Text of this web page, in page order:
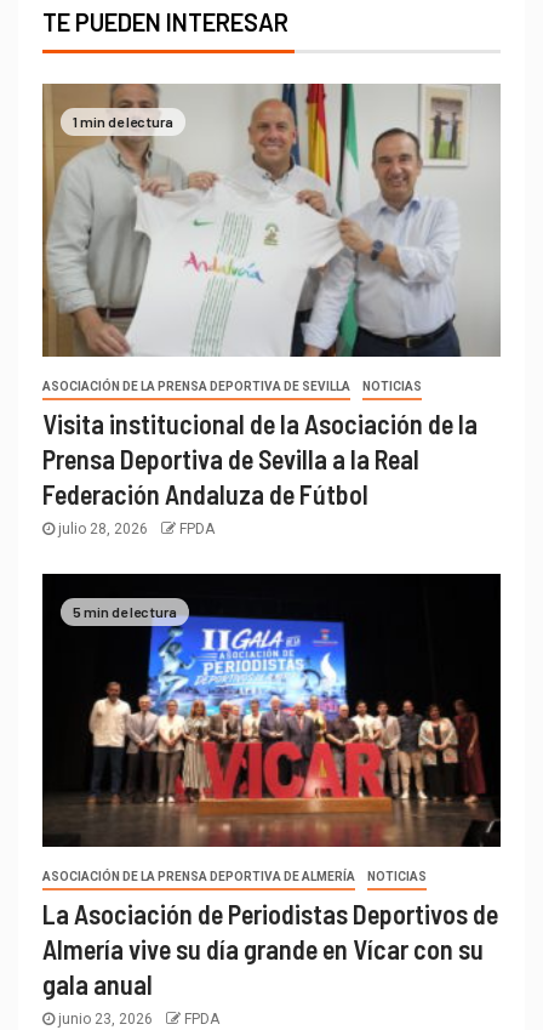
TE PUEDEN INTERESAR
1 min de lectura
ASOCIACIÓN DE LA PRENSA DEPORTIVA DE SEVILLA NOTICIAS
Visita institucional de la Asociación de la
Prensa Deportiva de Sevilla a la Real
Federación Andaluza de Fútbol
julio 28, 2026 FPDA
5 min de lectura
ASOCIACIÓN DE LA PRENSA DEPORTIVA DE ALMERÍA NOTICIAS
La Asociación de Periodistas Deportivos de
Almería vive su día grande en Vícar con su
gala anual
junio 23, 2026 FPDA